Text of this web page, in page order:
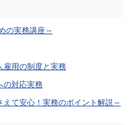
の実務講座～
雇用の制度と実務
の対応実務
えて安心！実務のポイント解説～